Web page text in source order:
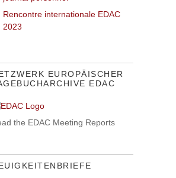
Rencontre internationale EDAC
2023
EUROPÄISCHER
EDAC
the EDAC Meeting Reports